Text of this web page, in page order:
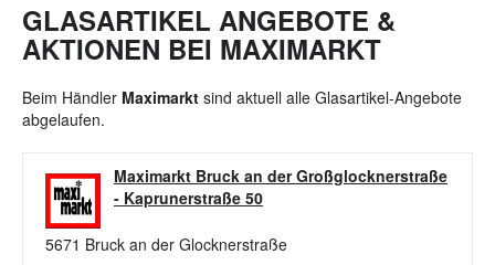
Standort festlegen
GLASARTIKEL ANGEBOTE &
AKTIONEN BEI MAXIMARKT
Beim Händler Maximarkt sind aktuell alle Glasartikel-Angebote
abgelaufen.
Maximarkt Bruck an der Großglocknerstraße
- Kaprunerstraße 50
5671 Bruck an der Glocknerstraße